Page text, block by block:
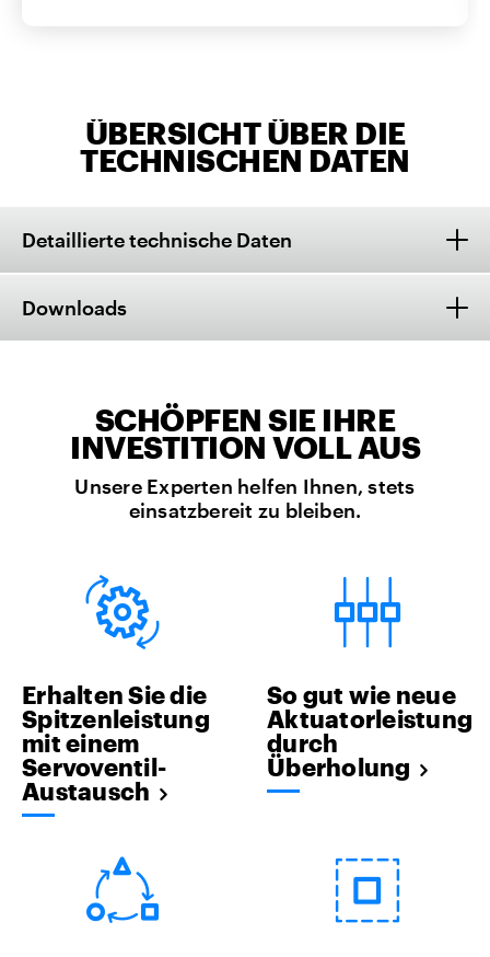
ÜBERSICHT ÜBER DIE
TECHNISCHEN DATEN
Detaillierte technische Daten
Downloads
SCHÖPFEN SIE IHRE
INVESTITION VOLL AUS
Unsere Experten helfen Ihnen, stets
einsatzbereit zu bleiben.
Erhalten Sie die
Spitzenleistung
mit einem
Servoventil-
Austausch
So gut wie neue
Aktuatorleistung
durch
Überholung